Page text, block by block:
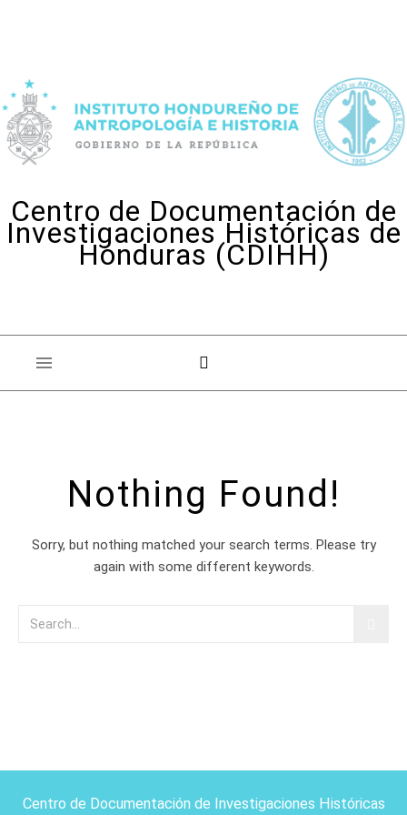
Centro de Documentación de
Investigaciones Históricas de
Honduras (CDIHH)
Nothing Found!
Sorry, but nothing matched your search terms. Please try
again with some different keywords.
Centro de Documentación de Investigaciones Históricas